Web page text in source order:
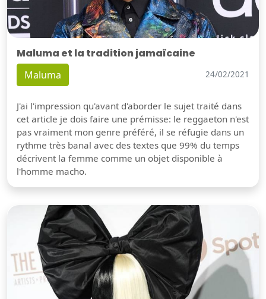
Maluma et la tradition jamaïcaine
Maluma 24/02/2021
J'ai l'impression qu'avant d'aborder le sujet traité dans
cet article je dois faire une prémisse: le reggaeton n'est
pas vraiment mon genre préféré, il se réfugie dans un
rythme très banal avec des textes que 99% du temps
décrivent la femme comme un objet disponible à
l'homme macho.